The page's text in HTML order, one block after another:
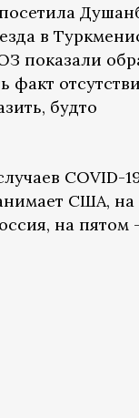
в
показали
факт
будто
COVID-
США,
на